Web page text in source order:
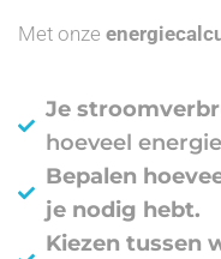
Met onze
Je
hoeveel
Bepalen
je nodig hebt.
Kiezen tussen